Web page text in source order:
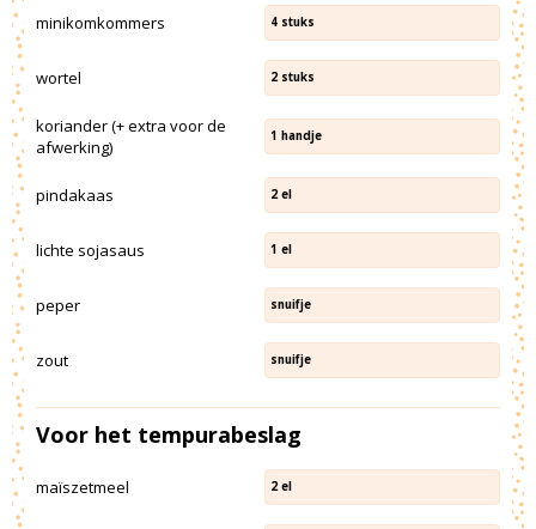
minikomkommers 4 stuks
wortel 2 stuks
koriander (+ extra voor de
afwerking)
1 handje
pindakaas 2 el
lichte sojasaus 1 el
peper snuifje
zout snuifje
Voor het tempurabeslag
maïszetmeel 2 el